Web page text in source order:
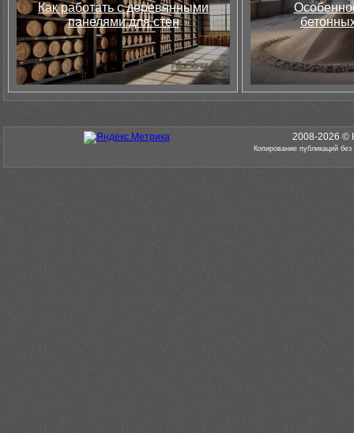
Как работать с деревянными
панелями для стен
2008-2026 ©
Копирование публикаций